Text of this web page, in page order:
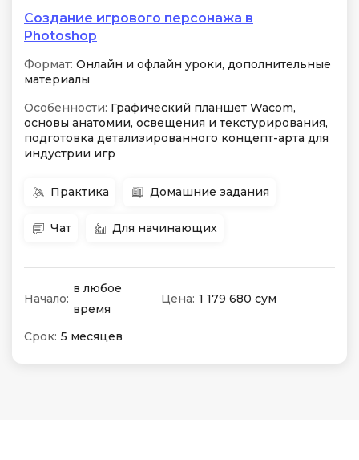
Создание игрового персонажа в
Photoshop
Формат: Онлайн и офлайн уроки, дополнительные
материалы
Особенности: Графический планшет Wacom,
основы анатомии, освещения и текстурирования,
подготовка детализированного концепт-арта для
индустрии игр
Практика Домашние задания
Чат Для начинающих
Начало:
в любое
время
Цена: 1 179 680 сум
Срок: 5 месяцев